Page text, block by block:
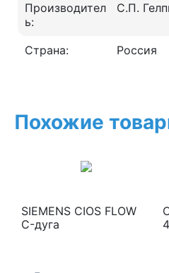
Производител
ь:
С.П.
Страна: Россия
Похожие
SIEMENS CIOS FLOW
C-дуга